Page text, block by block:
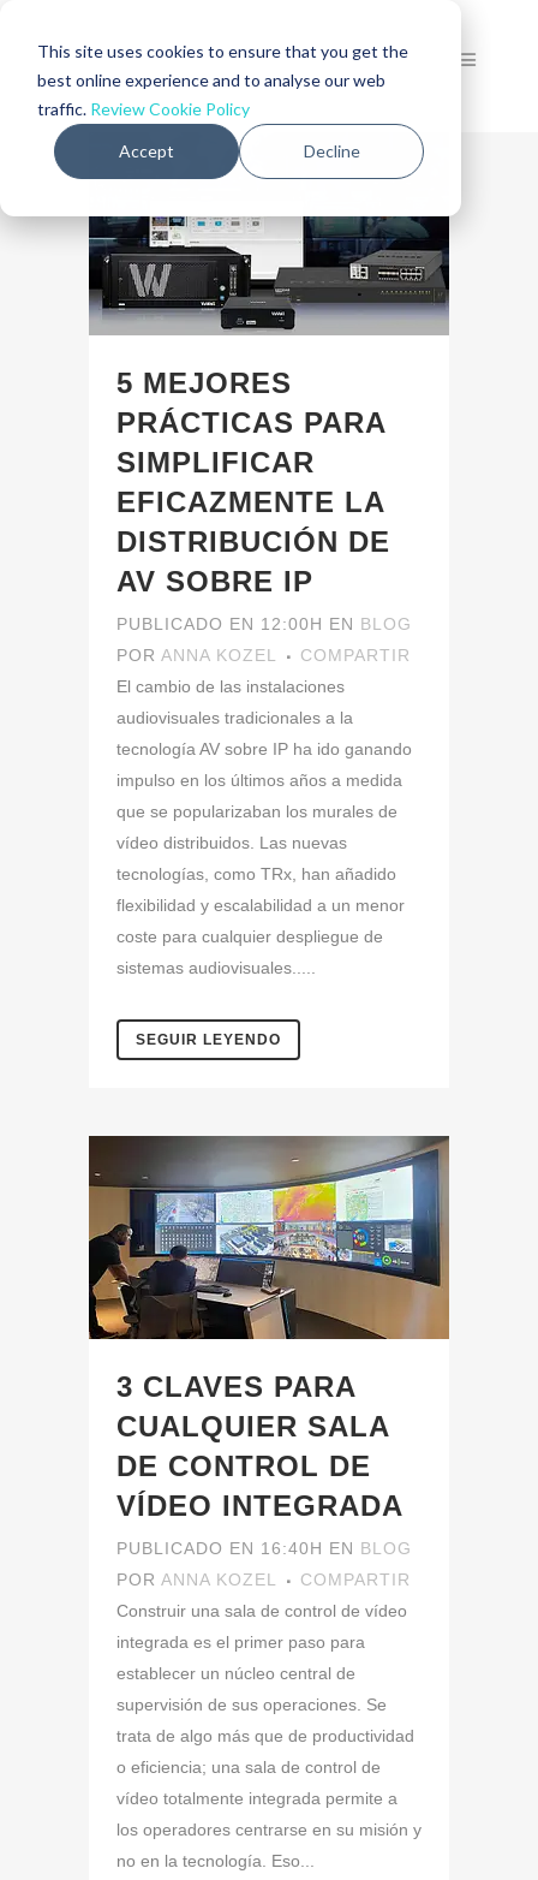
This site uses cookies to ensure that you get the
best online experience and to analyse our web
traffic. Review Cookie Policy
Accept Decline
5 MEJORES
PRÁCTICAS PARA
SIMPLIFICAR
EFICAZMENTE LA
DISTRIBUCIÓN DE
AV SOBRE IP
PUBLICADO EN 12:00H EN BLOG
POR ANNA KOZEL
COMPARTIR
El cambio de las instalaciones
audiovisuales tradicionales a la
tecnología AV sobre IP ha ido ganando
impulso en los últimos años a medida
que se popularizaban los murales de
vídeo distribuidos. Las nuevas
tecnologías, como TRx, han añadido
flexibilidad y escalabilidad a un menor
coste para cualquier despliegue de
sistemas audiovisuales.....
SEGUIR LEYENDO
3 CLAVES PARA
CUALQUIER SALA
DE CONTROL DE
VÍDEO INTEGRADA
PUBLICADO EN 16:40H EN BLOG
POR ANNA KOZEL
COMPARTIR
Construir una sala de control de vídeo
integrada es el primer paso para
establecer un núcleo central de
supervisión de sus operaciones. Se
trata de algo más que de productividad
o eficiencia; una sala de control de
vídeo totalmente integrada permite a
los operadores centrarse en su misión y
no en la tecnología. Eso...